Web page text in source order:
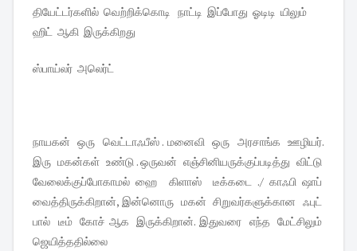
தியேட்டர்களில் வெற்றிக்கொடி நாட்டி இப்போது ஓடிடி யிலும்
ஹிட் ஆகி இருக்கிறது
ஸ்பாய்லர் அலெர்ட்
நாயகன் ஒரு வெட்டாஃபீஸ் . மனைவி ஒரு அரசாங்க ஊழியர்.
இரு மகன்கள் உண்டு . ஒருவன் எஞ்சினியருக்குப்படித்து விட்டு
வேலைக்குப்போகாமல் ஹை கிளாஸ் டீக்கடை ./ காஃபி ஷாப்
வைத்திருக்கிறான், இன்னொரு மகன் சிறுவர்களுக்கான ஃபுட்
பால் டீம் கோச் ஆக இருக்கிறான். இதுவரை எந்த மேட்சிலும்
ஜெயித்ததில்லை